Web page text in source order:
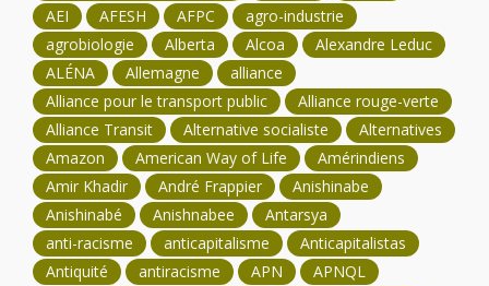
AEI
AFESH AFPC
agro-industrie
agrobiologie
Alberta Alcoa
Alexandre Leduc
ALÉNA
Allemagne
alliance
Alliance pour le transport public
Alliance rouge-verte
Alliance Transit
Alternative socialiste
Alternatives
Amazon
American Way of Life
Amérindiens
Amir Khadir
André Frappier
Anishinabe
Anishinabé
Anishnabee
Antarsya
anti-racisme
anticapitalisme
Anticapitalistas
Antiquité
antiracisme APN
APNQL